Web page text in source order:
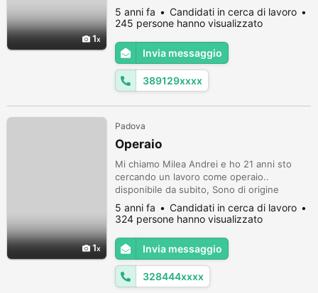
1
assistenza anziani anche non
autosufficienti con varie patologie. Mi
occupo della loro igiene personale, della
casa, dello stiro, organizzazione delle
mansioni, assistenza nei farmaci,
preparazione dei pasti e compagnia. Mi
ritengo una persona seria ...
5 anni fa
Candidati in cerca di lavoro
245 persone hanno visualizzato
Invia messaggio
389129xxxx
1
Padova
Operaio
Mi chiamo Milea Andrei e ho 21 anni sto
cercando un lavoro come operaio..
disponibile da subito, Sono di origine
romena in Italia con documenti in regola.
NON FUMATORE. Ultimo lavoro che ho
fatto e di 8 mesi di gommagio e gonfiaggio
di ruote. Il mio numero 3284448586 Valuto
anche altri tipi di lavori.
5 anni fa
Candidati in cerca di lavoro
324 persone hanno visualizzato
Invia messaggio
328444xxxx